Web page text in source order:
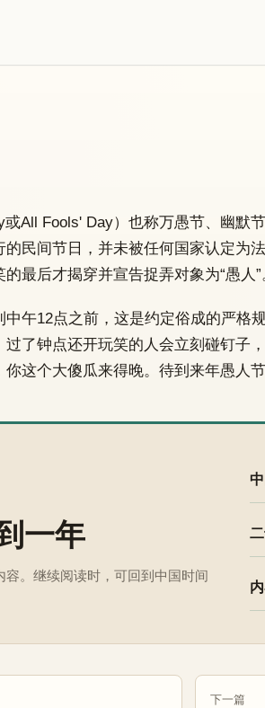
All Fools' Day）也称万愚节、幽默
民间节日，并未被任何国家认定为
最后才揭穿并宣告捉弄对象为“愚人”
午12点之前，这是约定俗成的严格
了钟点还开玩笑的人会立刻碰钉子
这个大傻瓜来得晚。待到来年愚人
一年
容。继续阅读时，可回到中国时间
下一篇